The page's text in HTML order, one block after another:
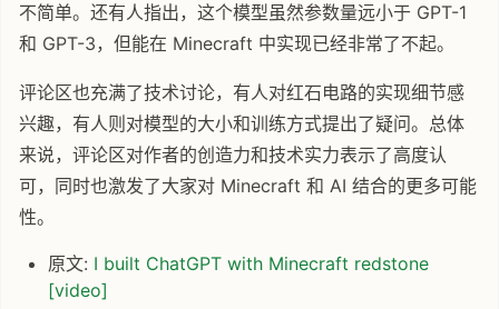
不简单。还有人指出，这个模型虽然参数量远小于 GPT-1
和 GPT-3，但能在 Minecraft 中实现已经非常了不起。
评论区也充满了技术讨论，有人对红石电路的实现细节感
兴趣，有人则对模型的大小和训练方式提出了疑问。总体
来说，评论区对作者的创造力和技术实力表示了高度认
可，同时也激发了大家对 Minecraft 和 AI 结合的更多可能
性。
原文: I built ChatGPT with Minecraft redstone
[video]